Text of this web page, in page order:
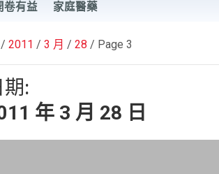
卷有益 家庭醫藥
2011 3 月 28 Page 3
期:
年 3 月 28 日